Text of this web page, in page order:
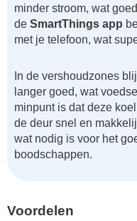
minder stroom, wat
de SmartThings app
met je telefoon, wat
In de vershoudzones
langer goed, wat
minpunt is dat deze
de deur snel en
wat nodig is voor het
boodschappen.
Voordelen